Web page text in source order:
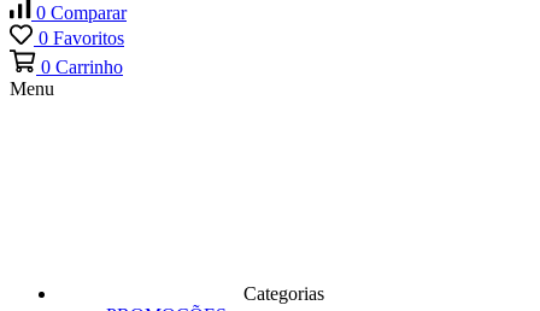
0 Comparar
0 Favoritos
0 Carrinho
Menu
Categorias